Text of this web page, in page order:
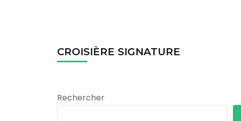
CROISIÈRE SIGNATURE
Rechercher